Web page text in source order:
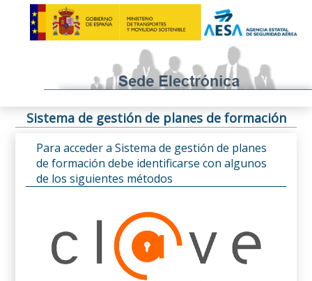
Sistema de gestión de planes de formación
Para acceder a Sistema de gestión de planes
de formación debe identificarse con algunos
de los siguientes métodos